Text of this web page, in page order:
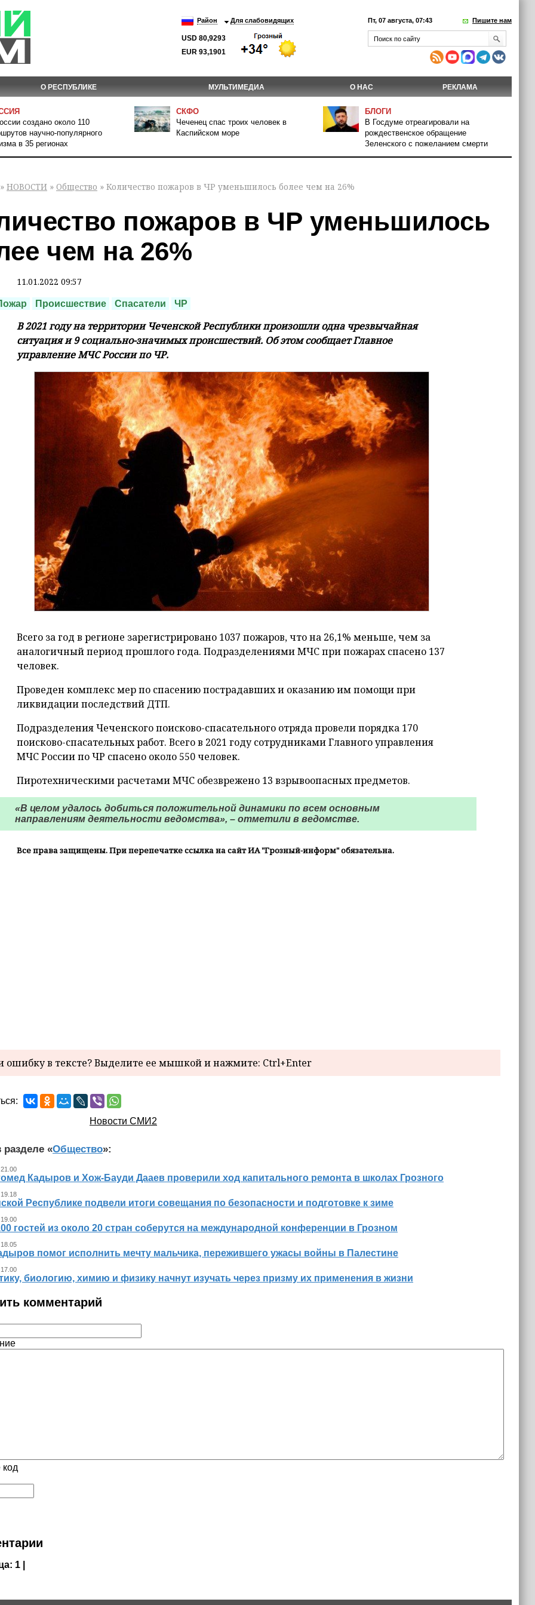
Район Для слабовидящих
USD 80,9293
EUR 93,1901
Пт, 07 августа, 07:43 Пишите нам
О РЕСПУБЛИКЕ МУЛЬТИМЕДИА О НАС РЕКЛАМА
создано около 110
научно-популярного
в 35 регионах
СКФО
Чеченец спас троих человек в
Каспийском море
БЛОГИ
В Госдуме отреагировали на
рождественское обращение
Зеленского с пожеланием смерти
» НОВОСТИ » Общество » Количество пожаров в ЧР уменьшилось более чем на 26%
пожаров в ЧР уменьшилось
чем на 26%
11.01.2022 09:57
Происшествие Спасатели ЧР
В 2021 году на территории Чеченской Республики произошли одна чрезвычайная
ситуация и 9 социально-значимых происшествий. Об этом сообщает Главное
управление МЧС России по ЧР.
Всего за год в регионе зарегистрировано 1037 пожаров, что на 26,1% меньше, чем за
аналогичный период прошлого года. Подразделениями МЧС при пожарах спасено 137
человек.
Проведен комплекс мер по спасению пострадавших и оказанию им помощи при
ликвидации последствий ДТП.
Подразделения Чеченского поисково-спасательного отряда провели порядка 170
поисково-спасательных работ. Всего в 2021 году сотрудниками Главного управления
МЧС России по ЧР спасено около 550 человек.
Пиротехническими расчетами МЧС обезврежено 13 взрывоопасных предметов.
«В целом удалось добиться положительной динамики по всем основным
направлениям деятельности ведомства», – отметили в ведомстве.
Все права защищены. При перепечатке ссылка на сайт ИА "Грозный-информ" обязательна.
в тексте? Выделите ее мышкой и нажмите: Ctrl+Enter
Новости СМИ2
разделе «Общество»:
Кадыров и Хож-Бауди Дааев проверили ход капитального ремонта в школах Грозного
Республике подвели итоги совещания по безопасности и подготовке к зиме
гостей из около 20 стран соберутся на международной конференции в Грозном
помог исполнить мечту мальчика, пережившего ужасы войны в Палестине
биологию, химию и физику начнут изучать через призму их применения в жизни
комментарий
код
1 |